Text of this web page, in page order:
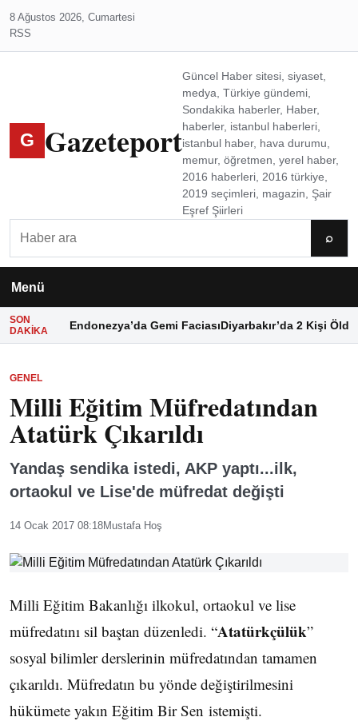
8 Ağustos 2026, Cumartesi
RSS
G Gazeteport
Güncel Haber sitesi, siyaset,
medya, Türkiye gündemi,
Sondakika haberler, Haber,
haberler, istanbul haberleri,
istanbul haber, hava durumu,
memur, öğretmen, yerel haber,
2016 haberleri, 2016 türkiye,
2019 seçimleri, magazin, Şair
Eşref Şiirleri
⌕
Menü
SON
DAKIKA
Endonezya’da Gemi FaciasıDiyarbakır’da 2 Kişi Öldü
GENEL
Milli Eğitim Müfredatından
Atatürk Çıkarıldı
Yandaş sendika istedi, AKP yaptı...ilk,
ortaokul ve Lise'de müfredat değişti
14 Ocak 2017 08:18Mustafa Hoş
Milli Eğitim Bakanlığı ilkokul, ortaokul ve lise
müfredatını sil baştan düzenledi. “Atatürkçülük”
sosyal bilimler derslerinin müfredatından tamamen
çıkarıldı. Müfredatın bu yönde değiştirilmesini
hükümete yakın Eğitim Bir Sen istemişti.